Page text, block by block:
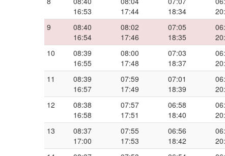
16:53
17:44
18:34
9
08:40
16:54
08:02
17:46
07:05
18:35
10
08:39
16:55
08:00
17:48
07:03
18:37
11
08:39
16:57
07:59
17:49
07:01
18:39
12
08:38
16:58
07:57
17:51
06:58
18:40
13
08:37
17:00
07:55
17:53
06:56
18:42